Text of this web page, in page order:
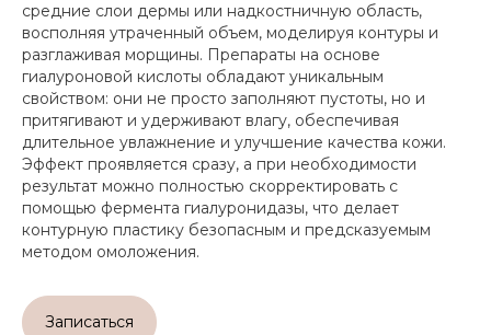
средние слои дермы или надкостничную область,
восполняя утраченный объем, моделируя контуры и
разглаживая морщины. Препараты на основе
гиалуроновой кислоты обладают уникальным
свойством: они не просто заполняют пустоты, но и
притягивают и удерживают влагу, обеспечивая
длительное увлажнение и улучшение качества кожи.
Эффект проявляется сразу, а при необходимости
результат можно полностью скорректировать с
помощью фермента гиалуронидазы, что делает
контурную пластику безопасным и предсказуемым
методом омоложения.
Записаться